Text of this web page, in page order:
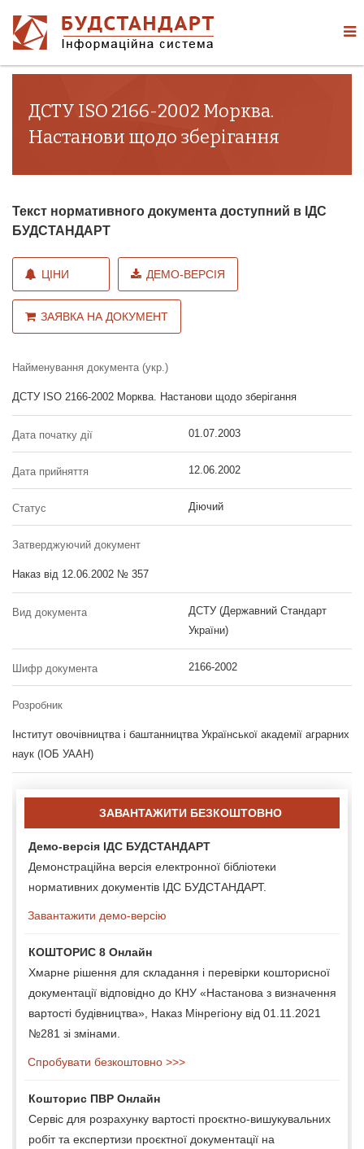
ДСТУ ISO 2166-2002 Морква.
Настанови щодо зберігання
Текст нормативного документа доступний в ІДС
БУДСТАНДАРТ
ЦІНИ ДЕМО-ВЕРСІЯ
ЗАЯВКА НА ДОКУМЕНТ
Найменування документа (укр.)
ДСТУ ISO 2166-2002 Морква. Настанови щодо зберігання
Дата початку дії 01.07.2003
Дата прийняття 12.06.2002
Статус Діючий
Затверджуючий документ
Наказ від 12.06.2002 № 357
Вид документа
ДСТУ (Державний Стандарт
України)
Шифр документа 2166-2002
Розробник
Інститут овочівництва і баштанництва Української академії аграрних
наук (ІОБ УААН)
ЗАВАНТАЖИТИ БЕЗКОШТОВНО
Демо-версія ІДС БУДСТАНДАРТ
Демонстраційна версія електронної бібліотеки
нормативних документів ІДС БУДСТАНДАРТ.
Завантажити демо-версію
КОШТОРИС 8 Онлайн
Хмарне рішення для складання і перевірки кошторисної
документації відповідно до КНУ «Настанова з визначення
вартості будівництва», Наказ Мінрегіону від 01.11.2021
№281 зі змінами.
Спробувати безкоштовно >>>
Кошторис ПВР Онлайн
Сервіс для розрахунку вартості проєктно-вишукувальних
робіт та експертизи проєктної документації на